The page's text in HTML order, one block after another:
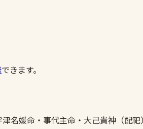
できます。
名媛命・事代主命・大己貴神（配祀）